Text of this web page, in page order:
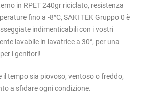
in RPET 240gr riciclato, resistenza
fino a -8°C, SAKI TEK Gruppo 0 è
indimenticabili con i vostri
lavabile in lavatrice a 30°, per una
i genitori!
il tempo sia piovoso, ventoso o freddo,
a sfidare ogni condizione.